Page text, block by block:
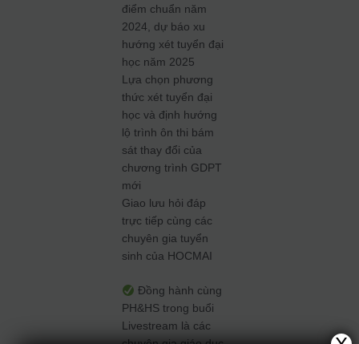
điểm chuẩn năm
2024, dự báo xu
hướng xét tuyển đại
học năm 2025
Lựa chọn phương
thức xét tuyển đại
học và định hướng
lộ trình ôn thi bám
sát thay đổi của
chương trình GDPT
mới
Giao lưu hỏi đáp
trực tiếp cùng các
chuyên gia tuyển
sinh của HOCMAI
Đồng hành cùng
PH&HS trong buổi
Livestream là các